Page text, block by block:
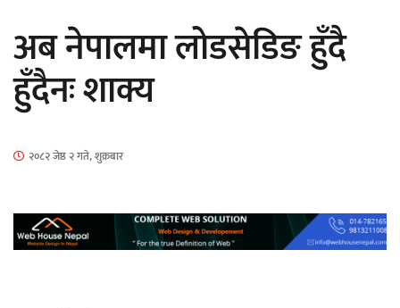
अब नेपालमा लोडसेडिङ हुँदै
हुँदैनः शाक्य
२०८२ जेष्ठ २ गते, शुक्रबार